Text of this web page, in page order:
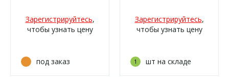
(139м/339)
Зарегистрируйтесь,
чтобы узнать цену
под заказ
(314м/338)
Зарегистрируйтесь,
чтобы узнать цену
1 шт на складе